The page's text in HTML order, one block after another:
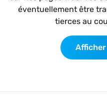
éventuellement être
tierces au